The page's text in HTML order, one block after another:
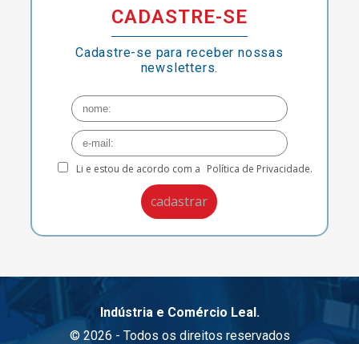
CADASTRE-SE
Cadastre-se para receber nossas
newsletters.
Li e estou de acordo com a Política de Privacidade.
Indústria e Comércio Leal.
© 2026 - Todos os direitos reservados